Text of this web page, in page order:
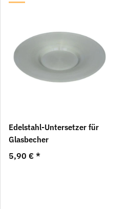
Edelstahl-Untersetzer für
Glasbecher
5,90 € *